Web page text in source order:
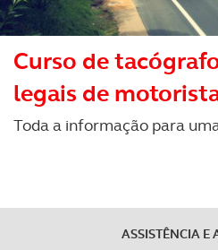
Realçamos que o bloqueio de
tecnologias similares pode ter
experiência de navegação no
Consulte a política de cookies
Curso de
legais de
Toda a informação para
ASSISTÊNCIA E